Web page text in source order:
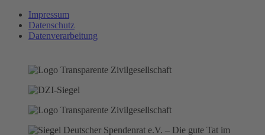
Impressum
Datenschutz
Datenverarbeitung